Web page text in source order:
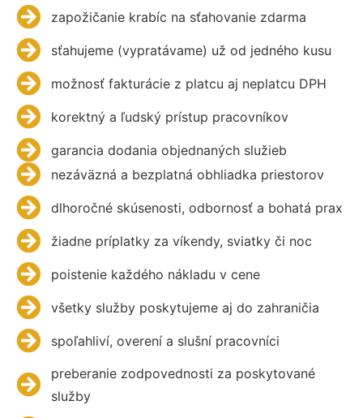
zapožičanie krabíc na sťahovanie zdarma
sťahujeme (vypratávame) už od jedného kusu
možnosť fakturácie z platcu aj neplatcu DPH
korektný a ľudský prístup pracovníkov
garancia dodania objednaných služieb
nezáväzná a bezplatná obhliadka priestorov
dlhoročné skúsenosti, odbornosť a bohatá prax
žiadne príplatky za víkendy, sviatky či noc
poistenie každého nákladu v cene
všetky služby poskytujeme aj do zahraničia
spoľahliví, overení a slušní pracovníci
preberanie zodpovednosti za poskytované
služby